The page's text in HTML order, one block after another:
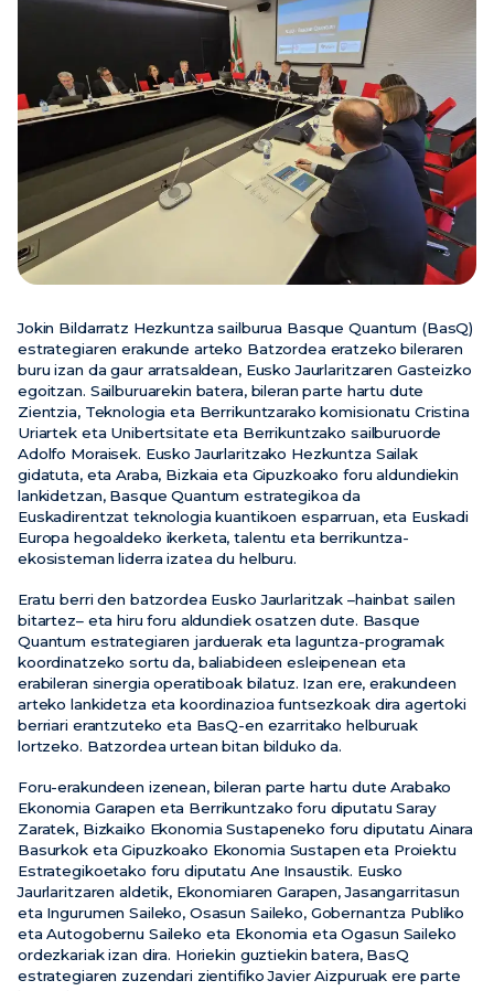
Berriak
Ekitaldiak
Bideoak
Jokin Bildarratz Hezkuntza sailburua Basque Quantum (BasQ)
estrategiaren erakunde arteko Batzordea eratzeko bileraren
buru izan da gaur arratsaldean, Eusko Jaurlaritzaren Gasteizko
egoitzan. Sailburuarekin batera, bileran parte hartu dute
Zientzia, Teknologia eta Berrikuntzarako komisionatu Cristina
Uriartek eta Unibertsitate eta Berrikuntzako sailburuorde
Adolfo Moraisek. Eusko Jaurlaritzako Hezkuntza Sailak
gidatuta, eta Araba, Bizkaia eta Gipuzkoako foru aldundiekin
lankidetzan, Basque Quantum estrategikoa da
Euskadirentzat teknologia kuantikoen esparruan, eta Euskadi
Europa hegoaldeko ikerketa, talentu eta berrikuntza-
ekosisteman liderra izatea du helburu.
Eratu berri den batzordea Eusko Jaurlaritzak –hainbat sailen
bitartez– eta hiru foru aldundiek osatzen dute. Basque
Quantum estrategiaren jarduerak eta laguntza-programak
koordinatzeko sortu da, baliabideen esleipenean eta
erabileran sinergia operatiboak bilatuz. Izan ere, erakundeen
arteko lankidetza eta koordinazioa funtsezkoak dira agertoki
berriari erantzuteko eta BasQ-en ezarritako helburuak
lortzeko. Batzordea urtean bitan bilduko da.
Foru-erakundeen izenean, bileran parte hartu dute Arabako
Ekonomia Garapen eta Berrikuntzako foru diputatu Saray
Zaratek, Bizkaiko Ekonomia Sustapeneko foru diputatu Ainara
Basurkok eta Gipuzkoako Ekonomia Sustapen eta Proiektu
Estrategikoetako foru diputatu Ane Insaustik. Eusko
Jaurlaritzaren aldetik, Ekonomiaren Garapen, Jasangarritasun
eta Ingurumen Saileko, Osasun Saileko, Gobernantza Publiko
eta Autogobernu Saileko eta Ekonomia eta Ogasun Saileko
ordezkariak izan dira. Horiekin guztiekin batera, BasQ
estrategiaren zuzendari zientifiko Javier Aizpuruak ere parte